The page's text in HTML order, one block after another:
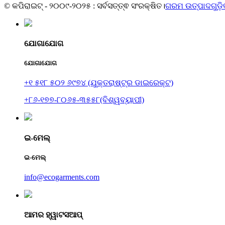
© କପିରାଇଟ୍ - ୨୦୦୯-୨୦୨୫ : ସର୍ବସତ୍ତ୍ଵ ସଂରକ୍ଷିତ।ଗରମ
ଯୋଗାଯୋଗ
ଯୋଗାଯୋଗ
+୧ ୫୧୮ ୫୦୨ ୬୯୭୪ (ଯୁକ୍ତରାଷ୍ଟ୍ର ଡାଇରେକ୍ଟ)
+୮୬-୧୭୭-୮୦୬୫-୩୫୫୮(ବିଶ୍ୱବ୍ୟାପୀ)
ଇ-ମେଲ୍
ଇ-ମେଲ୍
info@ecogarments.com
ଆମର ହ୍ୱାଟସଆପ୍